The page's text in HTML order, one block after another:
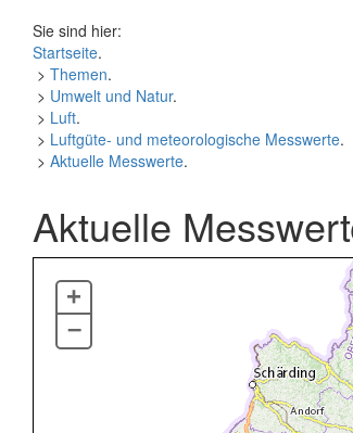
Sie sind hier:
Startseite.
> Themen.
> Umwelt und Natur.
> Luft.
> Luftgüte- und meteorologische Messwerte.
> Aktuelle Messwerte.
Aktuelle
+
–